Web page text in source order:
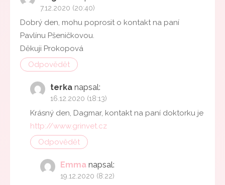
7.12.2020 (20:40)
Dobrý den, mohu poprosit o kontakt na paní
Pavlínu Pšeničkovou.
Děkuji Prokopová
Odpovědět
terka napsal:
16.12.2020 (18:13)
Krásný den, Dagmar, kontakt na paní doktorku je
http://www.grinvet.cz
Odpovědět
Emma napsal:
19.12.2020 (8:22)